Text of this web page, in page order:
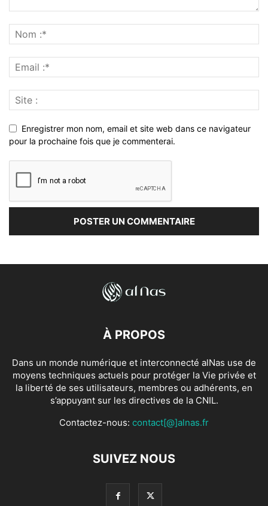
Enregistrer mon nom, email et site web dans ce navigateur
pour la prochaine fois que je commenterai.
À PROPOS
Dans un monde numérique et interconnecté alNas use de
moyens techniques actuels pour protéger la Vie privée et
la liberté de ses utilisateurs, membres ou adhérents, en
s’appuyant sur les directives de la CNIL.
Contactez-nous: contact[@]alnas.fr
SUIVEZ NOUS